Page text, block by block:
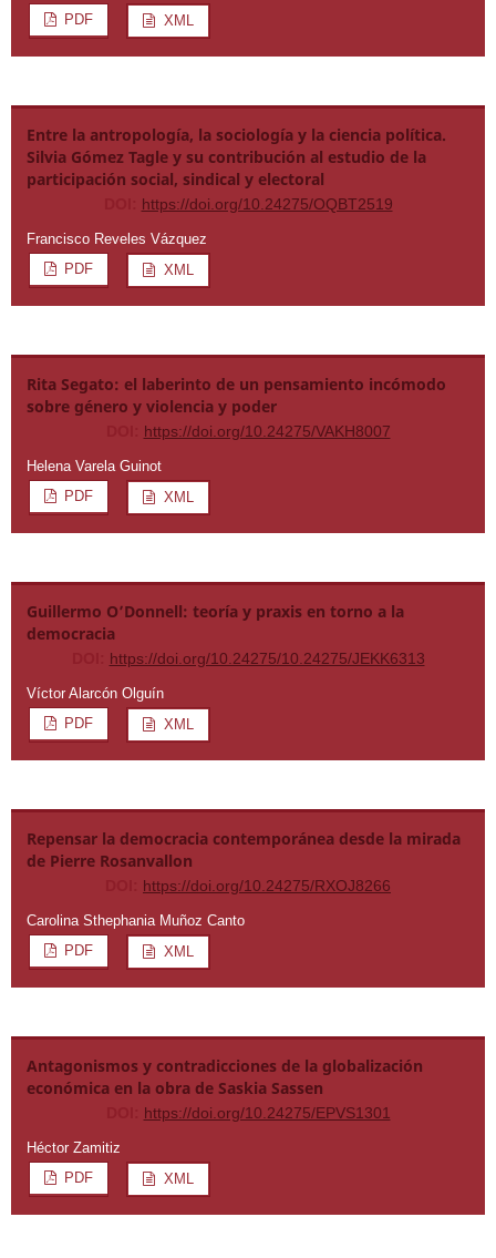
PDF
XML
Entre la antropología, la sociología y la ciencia política.
Silvia Gómez Tagle y su contribución al estudio de la
participación social, sindical y electoral
https://doi.org/10.24275/OQBT2519
Francisco Reveles Vázquez
PDF
XML
Rita Segato: el laberinto de un pensamiento incómodo
sobre género y violencia y poder
https://doi.org/10.24275/VAKH8007
Helena Varela Guinot
PDF
XML
Guillermo O’Donnell: teoría y praxis en torno a la
democracia
https://doi.org/10.24275/10.24275/JEKK6313
Víctor Alarcón Olguín
PDF
XML
Repensar la democracia contemporánea desde la mirada
de Pierre Rosanvallon
https://doi.org/10.24275/RXOJ8266
Carolina Sthephania Muñoz Canto
PDF
XML
Antagonismos y contradicciones de la globalización
económica en la obra de Saskia Sassen
https://doi.org/10.24275/EPVS1301
Héctor Zamitiz
PDF
XML